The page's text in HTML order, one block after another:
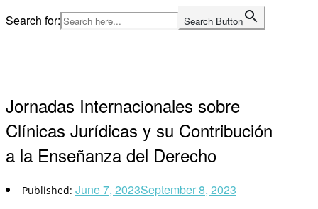
Skip
to
Search for: Search Button
Jornadas Internacionales sobre
Clínicas Jurídicas y su Contribución
a la Enseñanza del Derecho
June 7, 2023September 8, 2023